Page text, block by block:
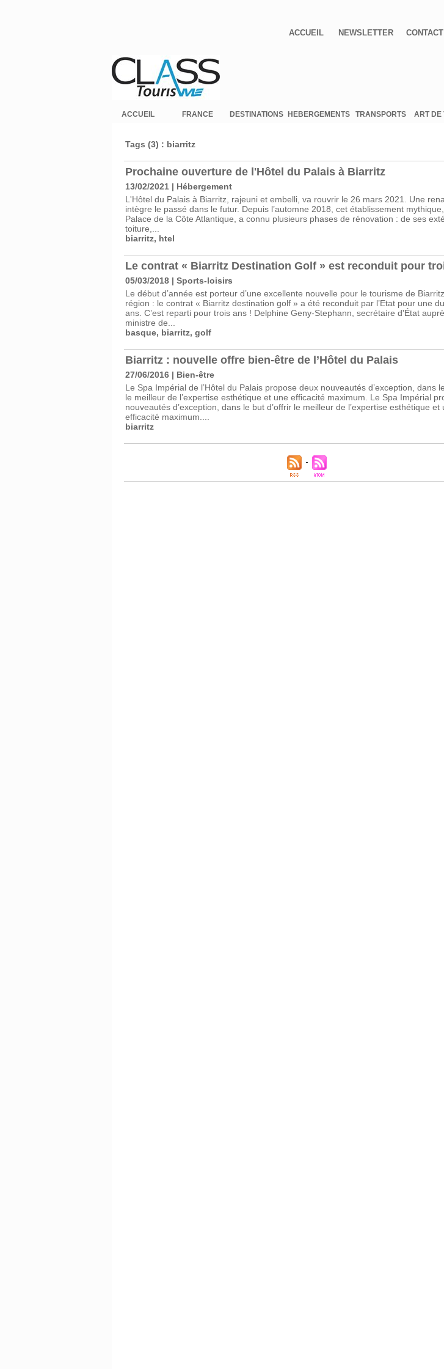
ACCUEIL NEWSLETTER CONTACT
ACCUEIL FRANCE DESTINATIONS HEBERGEMENTS TRANSPORTS ART DE
Tags (3) : biarritz
Prochaine ouverture de l'Hôtel du Palais à Biarritz
13/02/2021| Hébergement
L'Hôtel du Palais à Biarritz, rajeuni et embelli, va rouvrir le 26 mars 2021. Une
intègre le passé dans le futur. Depuis l’automne 2018, cet établissement
Palace de la Côte Atlantique, a connu plusieurs phases de rénovation : de ses
toiture,...
biarritz, htel
Le contrat « Biarritz Destination Golf » est reconduit pour
05/03/2018| Sports-loisirs
Le début d’année est porteur d’une excellente nouvelle pour le tourisme de
région : le contrat « Biarritz destination golf » a été reconduit par l’Etat pour une
ans. C’est reparti pour trois ans ! Delphine Geny-Stephann, secrétaire d'État
ministre de...
basque, biarritz, golf
Biarritz : nouvelle offre bien-être de l’Hôtel du Palais
27/06/2016| Bien-être
Le Spa Impérial de l’Hôtel du Palais propose deux nouveautés d’exception, dans
le meilleur de l’expertise esthétique et une efficacité maximum. Le Spa Impérial
nouveautés d’exception, dans le but d’offrir le meilleur de l’expertise esthétique et
efficacité maximum....
biarritz